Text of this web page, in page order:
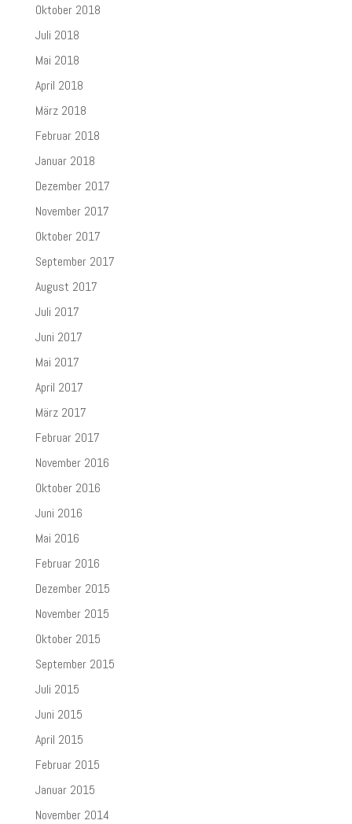
Oktober 2018
Juli 2018
Mai 2018
April 2018
März 2018
Februar 2018
Januar 2018
Dezember 2017
November 2017
Oktober 2017
September 2017
August 2017
Juli 2017
Juni 2017
Mai 2017
April 2017
März 2017
Februar 2017
November 2016
Oktober 2016
Juni 2016
Mai 2016
Februar 2016
Dezember 2015
November 2015
Oktober 2015
September 2015
Juli 2015
Juni 2015
April 2015
Februar 2015
Januar 2015
November 2014